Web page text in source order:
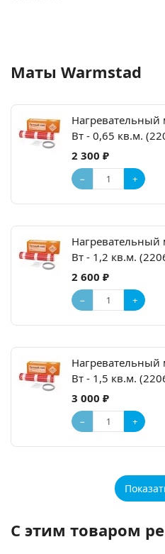
Маты Warmstad
Нагревательный
Вт - 0,65 кв.м.
2 300 ₽
− +
Нагревательный
Вт - 1,2 кв.м.
2 600 ₽
− +
Нагревательный
Вт - 1,5 кв.м.
3 000 ₽
− +
С этим товаром